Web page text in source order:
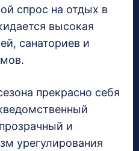
спрос на отдых в
высокая
санаториев и
прекрасно себя
и
урегулирования